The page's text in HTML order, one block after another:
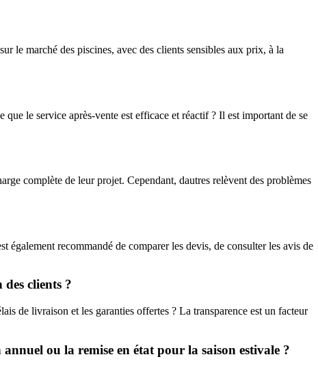
le marché des piscines, avec des clients sensibles aux prix, à la
le service après-vente est efficace et réactif ? Il est important de se
complète de leur projet. Cependant, dautres relèvent des problèmes
recommandé de comparer les devis, de consulter les avis de
clients ?
de livraison et les garanties offertes ? La transparence est un facteur
ou la remise en état pour la saison estivale ?